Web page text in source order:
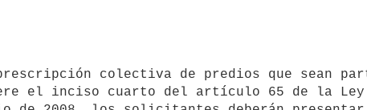
el inciso cuarto del artículo 65 de la Ley